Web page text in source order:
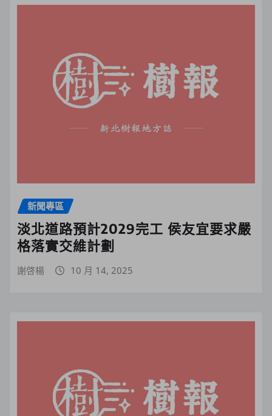
新聞專區
淡北道路預計2029完工 侯友宜要求嚴
格落實交維計劃
謝啓楊 10 月 14, 2025